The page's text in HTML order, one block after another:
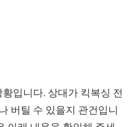
입니다. 상대가 킥복싱 전
버틸 수 있을지 관건입니